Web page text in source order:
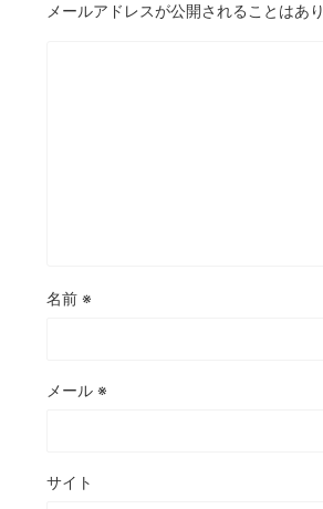
メールアドレスが公開されることはあり
名前 ※
メール ※
サイト